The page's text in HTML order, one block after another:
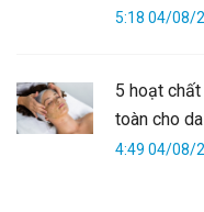
5:18 04/08/
5 hoạt
toàn cho da
4:49 04/08/